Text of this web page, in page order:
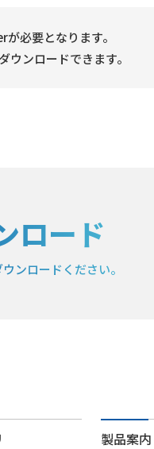
必要となります。
ンロードできます。
ロード
ンロードください。
製品案内